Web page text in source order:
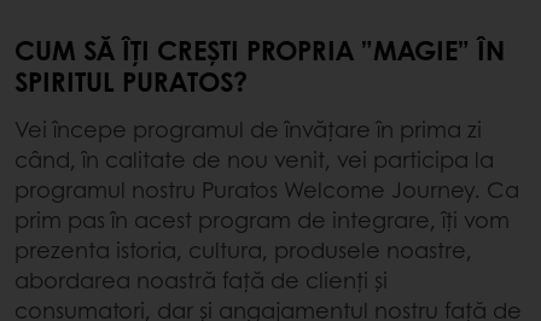
CUM SĂ ÎȚI CREȘTI PROPRIA ”MAGIE” ÎN
SPIRITUL PURATOS?
Vei începe programul de învățare în prima zi
când, în calitate de nou venit, vei participa la
programul nostru Puratos Welcome Journey. Ca
prim pas în acest program de integrare, îți vom
prezenta istoria, cultura, produsele noastre,
abordarea noastră față de clienți și
consumatori, dar și angajamentul nostru față de